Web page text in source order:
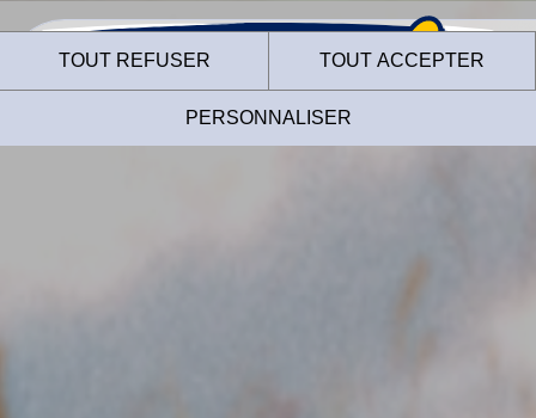
Le site internet des
TOUT REFUSER TOUT ACCEPTER
PERSONNALISER